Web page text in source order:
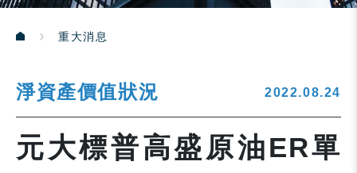
重大消息
淨資產價值狀況 2022.08.24
元大標普高盛原油ER單